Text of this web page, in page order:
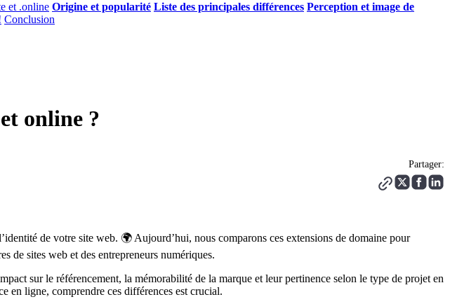
et .online Origine et popularité Liste des principales différences Perception et image de
Conclusion
online ?
Partager:
de votre site web. 🌍 Aujourd’hui, nous comparons ces extensions de domaine pour
de sites web et des entrepreneurs numériques.
sur le référencement, la mémorabilité de la marque et leur pertinence selon le type de projet en
en ligne, comprendre ces différences est crucial.